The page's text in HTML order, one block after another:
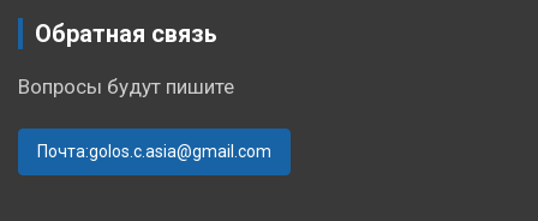
Обратная связь
Вопросы будут пишите
Почта:golos.c.asia@gmail.com